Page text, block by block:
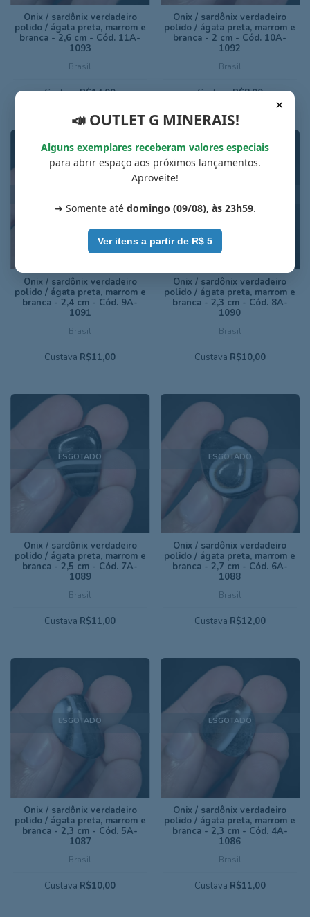
Brasil
Ônix / sardônix verdadeiro
polido / ágata preta, marrom e
branca - 2,6 cm - Cód. 11A-
1093
CustavaR$14,00
Brasil
Ônix / sardônix verdadeiro
polido / ágata preta, marrom e
branca - 2 cm - Cód. 10A-
1092
CustavaR$8,00
Brasil
Ônix / sardônix verdadeiro
polido / ágata preta, marrom e
branca - 2,4 cm - Cód. 9A-
1091
Custava R$11,00
Brasil
Ônix / sardônix verdadeiro
polido / ágata preta, marrom e
branca - 2,3 cm - Cód. 8A-
1090
Custava R$10,00
ESGOTADO
Brasil
Ônix / sardônix verdadeiro
polido / ágata preta, marrom e
branca - 2,5 cm - Cód. 7A-
1089
Custava R$11,00
ESGOTADO
Brasil
Ônix / sardônix verdadeiro
polido / ágata preta, marrom e
branca - 2,7 cm - Cód. 6A-
1088
Custava R$12,00
ESGOTADO
Brasil
Ônix / sardônix verdadeiro
polido / ágata preta, marrom e
branca - 2,3 cm - Cód. 5A-
1087
Custava R$10,00
ESGOTADO
Brasil
Ônix / sardônix verdadeiro
polido / ágata preta, marrom e
branca - 2,3 cm - Cód. 4A-
1086
Custava R$11,00
×
📣 OUTLET G MINERAIS!
Alguns exemplares receberam valores especiais
para abrir espaço aos próximos lançamentos.
Aproveite!
➜ Somente até domingo (09/08), às 23h59.
Ver itens a partir de R$ 5